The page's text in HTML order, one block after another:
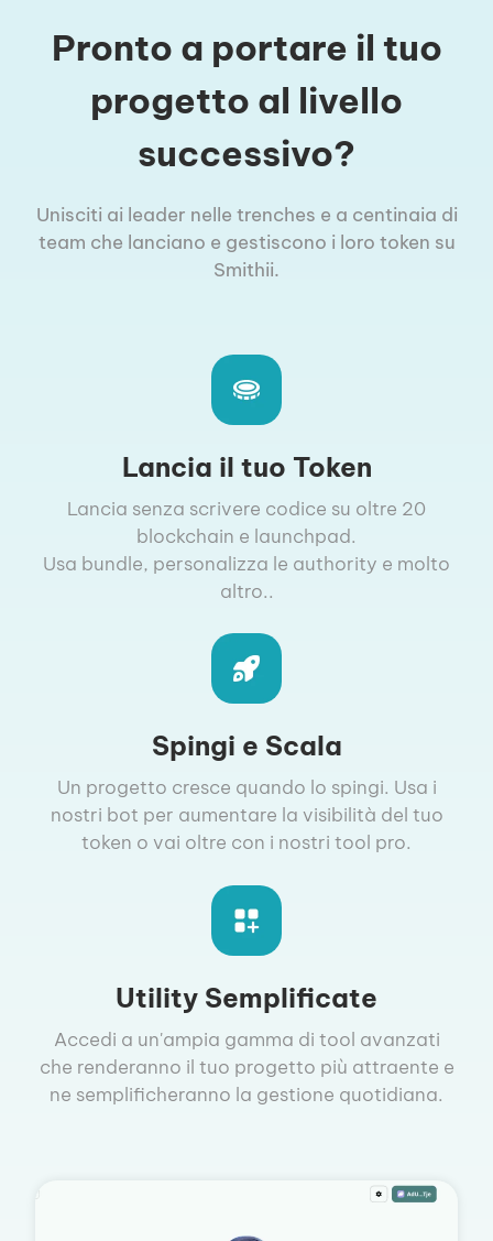
Pronto a portare il tuo
progetto al livello
successivo?
Unisciti ai leader nelle trenches e a centinaia di
team che lanciano e gestiscono i loro token su
Smithii.
Lancia il tuo Token
Lancia senza scrivere codice su oltre 20
blockchain e launchpad.
Usa bundle, personalizza le authority e molto
altro..
Spingi e Scala
Un progetto cresce quando lo spingi. Usa i
nostri bot per aumentare la visibilità del tuo
token o vai oltre con i nostri tool pro.
Utility Semplificate
Accedi a un'ampia gamma di tool avanzati
che renderanno il tuo progetto più attraente e
ne semplificheranno la gestione quotidiana.